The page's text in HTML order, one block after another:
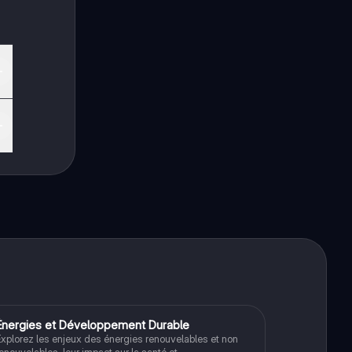
Filières proet Développement Durable
les enjeux des énergies renouvelables et non